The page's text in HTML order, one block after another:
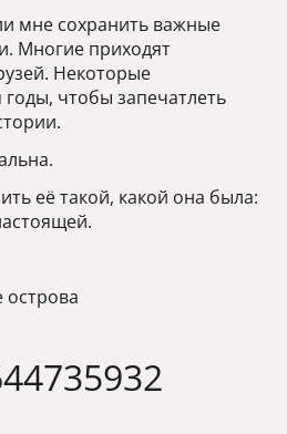
мне сохранить важные
Многие приходят
Некоторые
чтобы запечатлеть
её такой, какой она была:
острова